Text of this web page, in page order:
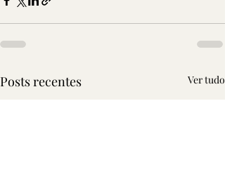
Posts recentes Ver tudo